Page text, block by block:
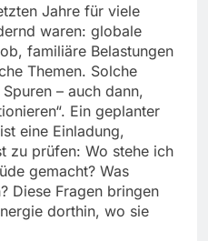
Jahre für viele
waren: globale
familiäre Belastungen
Themen. Solche
– auch dann,
Ein geplanter
eine Einladung,
zu prüfen: Wo stehe ich
gemacht? Was
Diese Fragen bringen
dorthin, wo sie